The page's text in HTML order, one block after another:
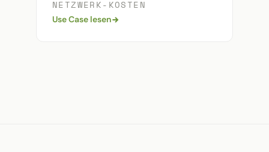
NETZWERK-KOSTEN
Use Case lesen